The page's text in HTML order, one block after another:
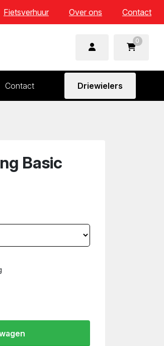
Fietsverhuur Over ons Contact
0
Sturen
Contact Driewielers
Basic